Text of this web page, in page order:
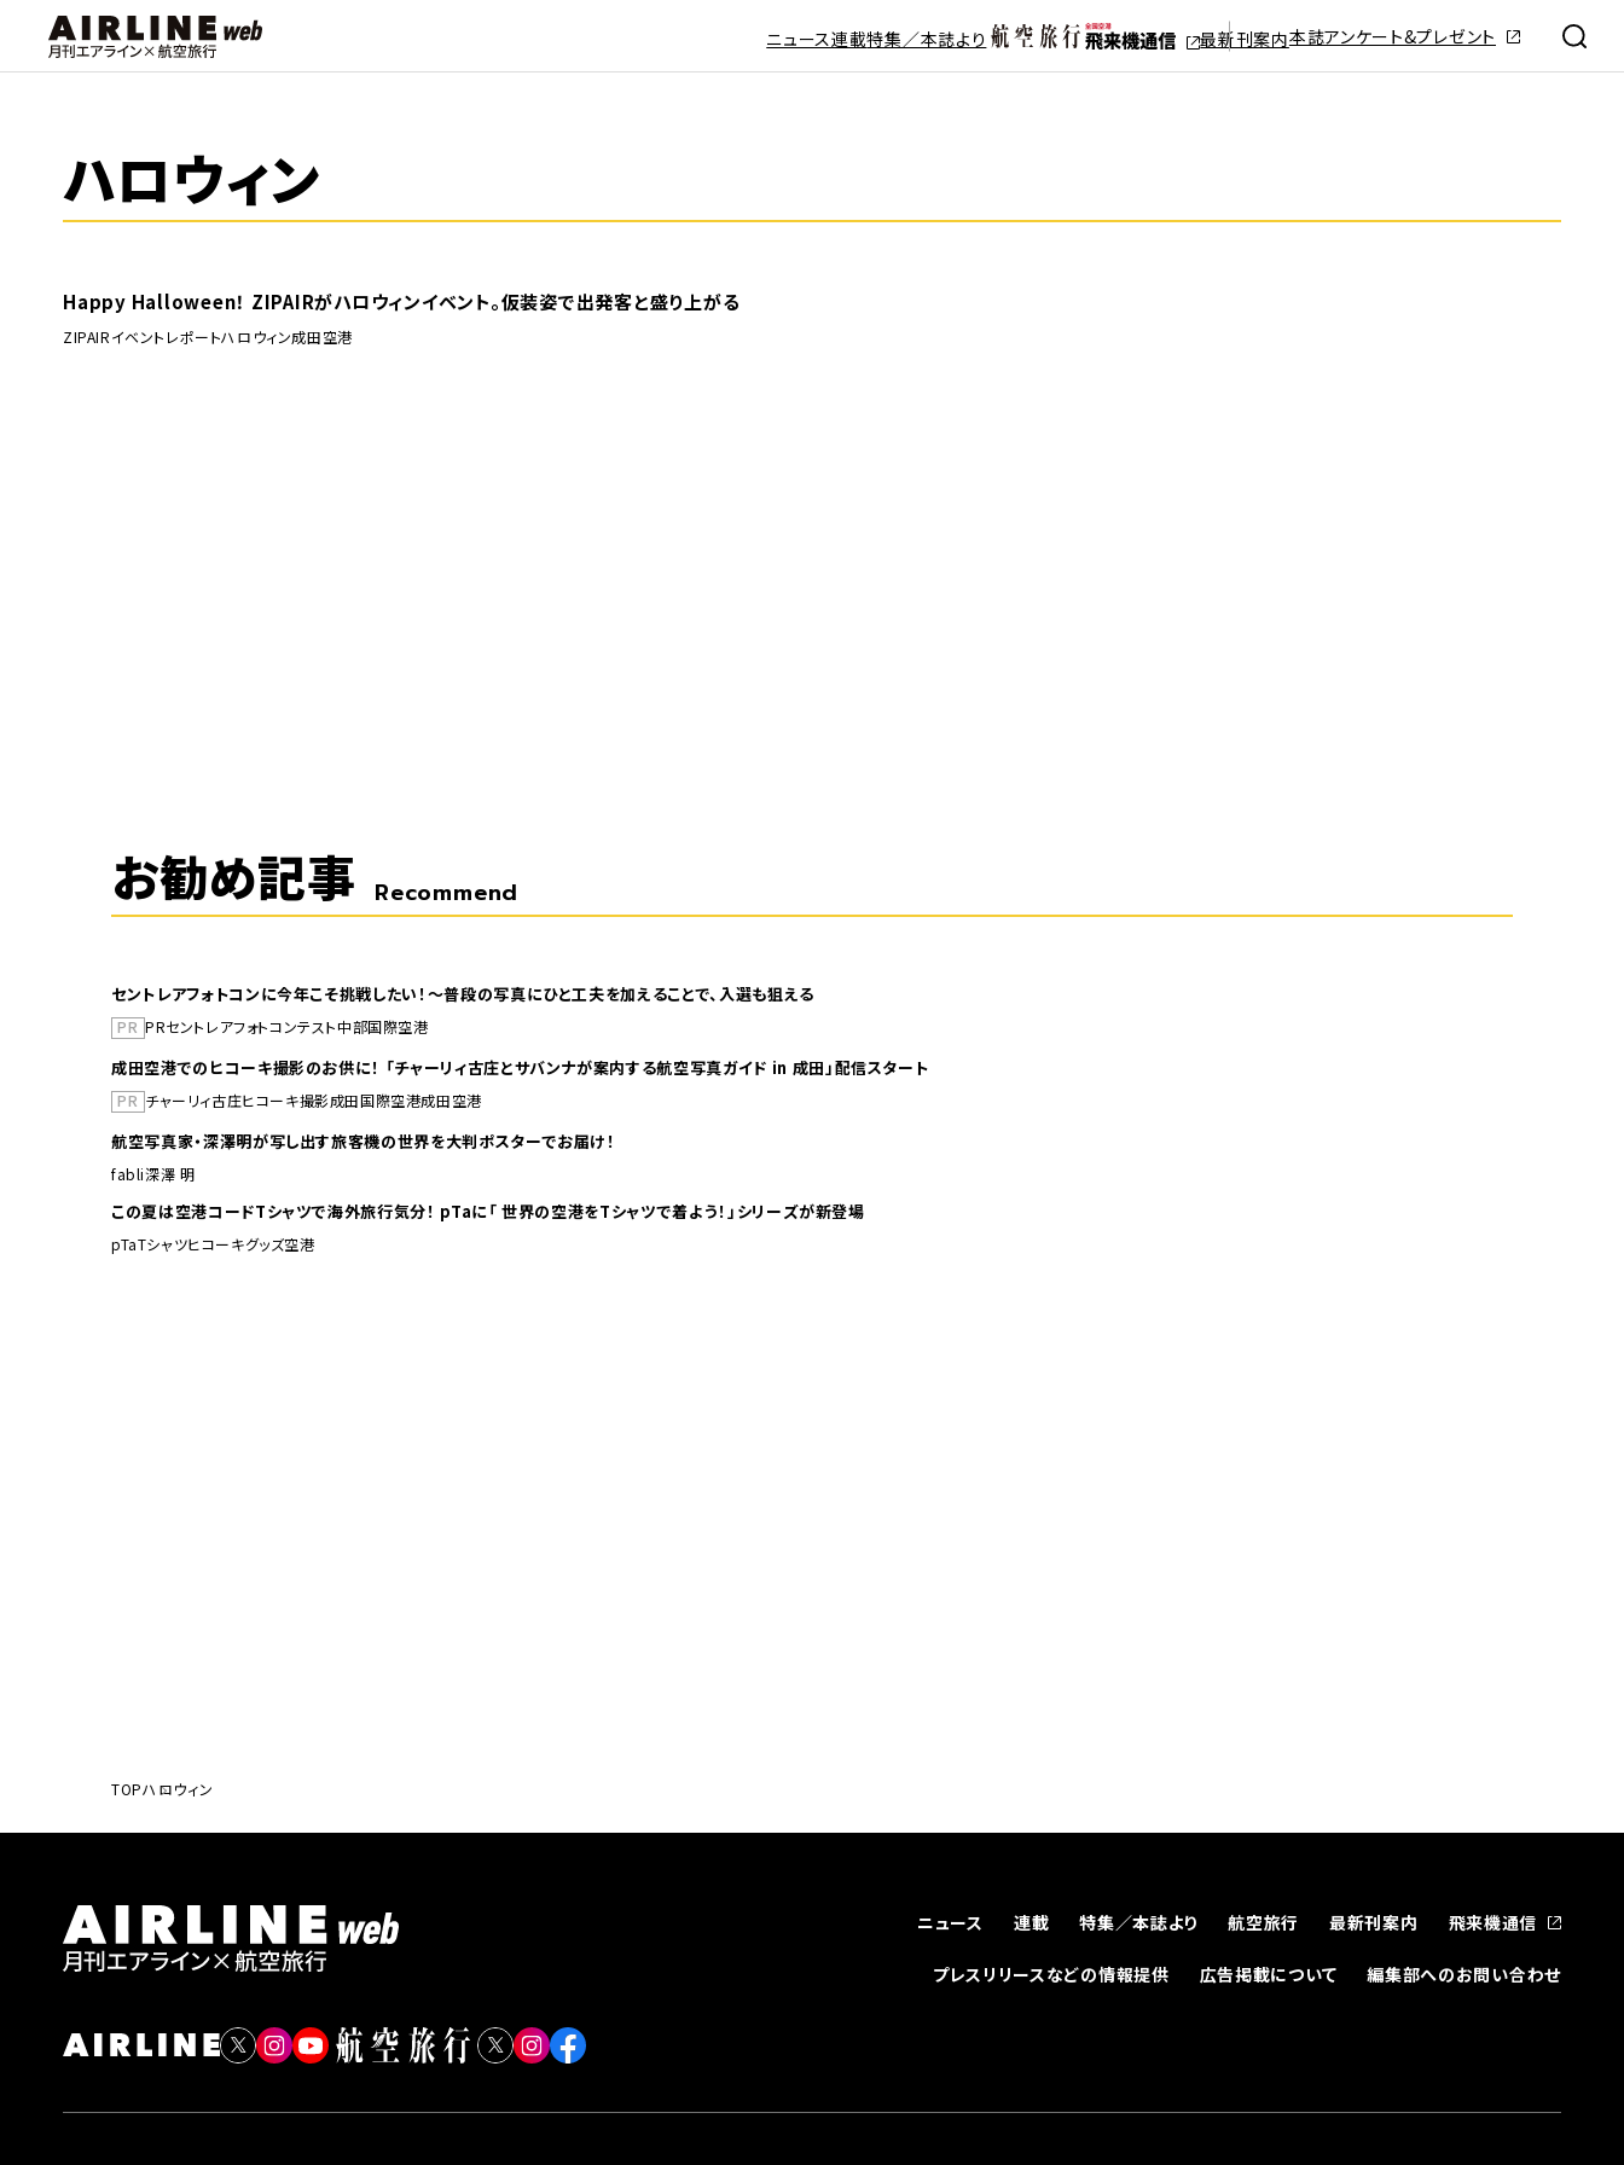
ニュース連載特集／本誌より 最新刊案内本誌アンケート&プレゼント
ハロウィン
Happy Halloween！ ZIPAIRがハロウィンイベント。仮装姿で出発客と盛り上がる
ZIPAIRイベントレポートハロウィン成田空港
お勧め記事 Recommend
セントレアフォトコンに今年こそ挑戦したい！～普段の写真にひと工夫を加えることで、入選も狙える
PR PRセントレアフォトコンテスト中部国際空港
成田空港でのヒコーキ撮影のお供に！ 「チャーリィ古庄とサバンナが案内する航空写真ガイド in 成田」配信スタート
PR チャーリィ古庄ヒコーキ撮影成田国際空港成田空港
航空写真家・深澤明が写し出す旅客機の世界を大判ポスターでお届け！
fabli深澤 明
この夏は空港コードTシャツで海外旅行気分！ pTaに「 世界の空港をTシャツで着よう！」シリーズが新登場
pTaTシャツヒコーキグッズ空港
TOPハロウィン
ニュース 連載 特集／本誌より 航空旅行 最新刊案内 飛来機通信
プレスリリースなどの情報提供 広告掲載について 編集部へのお問い合わせ